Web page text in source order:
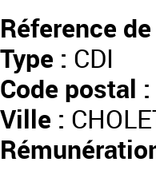
Réference
Type : CDI
Code postal :
Ville :